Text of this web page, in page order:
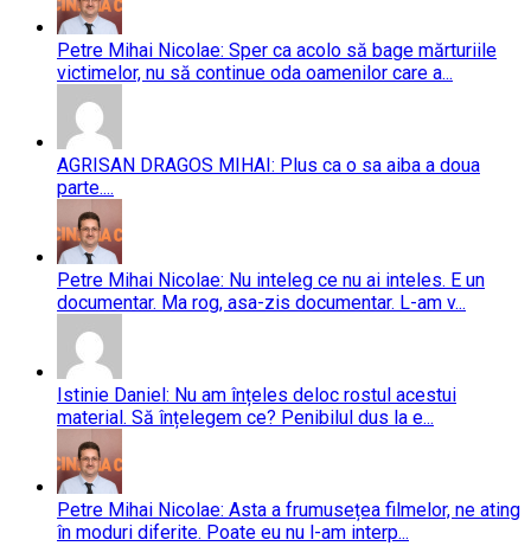
Petre Mihai Nicolae: Sper ca acolo să bage mărturiile
victimelor, nu să continue oda oamenilor care a...
AGRISAN DRAGOS MIHAI: Plus ca o sa aiba a doua
parte....
Petre Mihai Nicolae: Nu inteleg ce nu ai inteles. E un
documentar. Ma rog, asa-zis documentar. L-am v...
Istinie Daniel: Nu am înțeles deloc rostul acestui
material. Să înțelegem ce? Penibilul dus la e...
Petre Mihai Nicolae: Asta a frumusețea filmelor, ne ating
în moduri diferite. Poate eu nu l-am interp...